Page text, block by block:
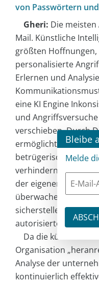
von Passwörtern
Gheri: Die
Mail. Künstliche
größten
personalisierte
Erlernen und
eine KI Engine
und
verschieben. Durch
ermöglicht es eine
betrügerischen
verhindern. Mit
der eigenen Domain
überwachen, einen
sicherstellen und das
autorisierter
Da die künstliche
Organisation
Analyse der
kontinuierlich
Bleibe
Melde